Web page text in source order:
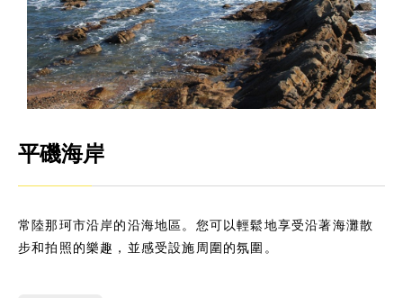
平磯海岸
常陸那珂市沿岸的沿海地區。您可以輕鬆地享受沿著海灘散
步和拍照的樂趣，並感受設施周圍的氛圍。